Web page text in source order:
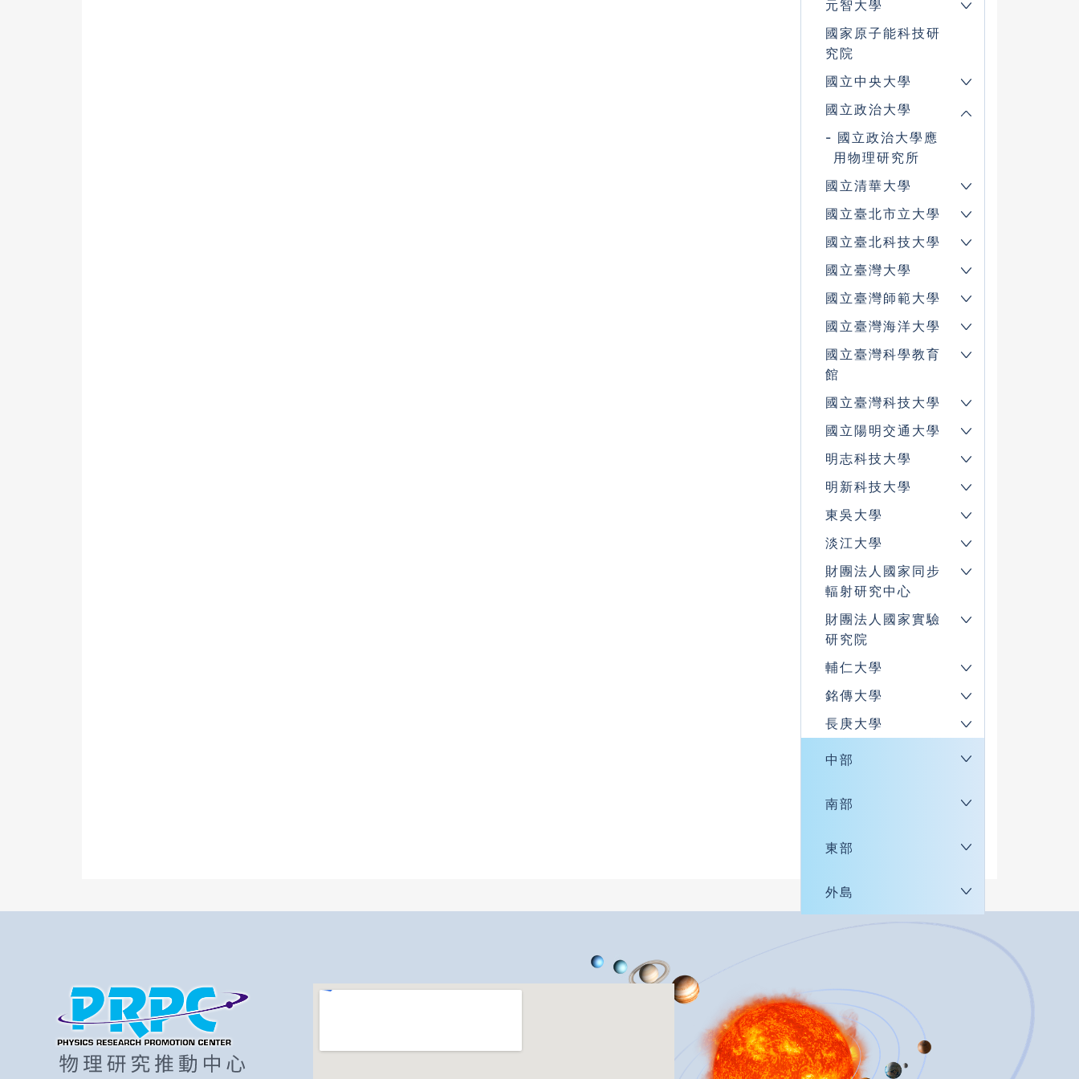
元智大學
國家原子能科技研
究院
國立中央大學
國立政治大學
國立政治大學應
用物理研究所
國立清華大學
國立臺北市立大學
國立臺北科技大學
國立臺灣大學
國立臺灣師範大學
國立臺灣海洋大學
國立臺灣科學教育
館
國立臺灣科技大學
國立陽明交通大學
明志科技大學
明新科技大學
東吳大學
淡江大學
財團法人國家同步
輻射研究中心
財團法人國家實驗
研究院
輔仁大學
銘傳大學
長庚大學
中部
南部
東部
外島